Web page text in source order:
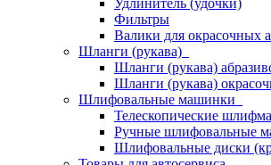
Удлинитель (удочки)
Фильтры
Валики для окрасочных
Шланги (рукава)
Шланги (рукава)
Шланги (рукава)
Шлифовальные машинки
Телескопические
Ручные шлифовальные
Шлифовальные диски